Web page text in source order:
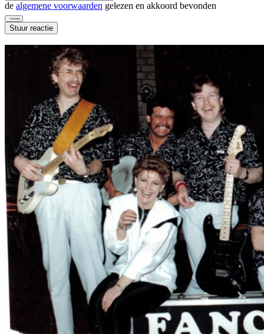
de algemene voorwaarden gelezen en akkoord bevonden